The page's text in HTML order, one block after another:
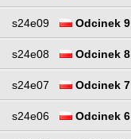
s24e09 Odcinek 9
s24e08 Odcinek 8
s24e07 Odcinek 7
s24e06 Odcinek 6